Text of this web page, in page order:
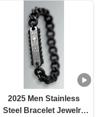
2025 Men Stainless
Steel Bracelet Jewelry